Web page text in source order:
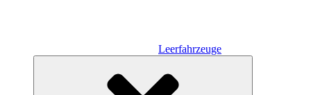
Leerfahrzeuge